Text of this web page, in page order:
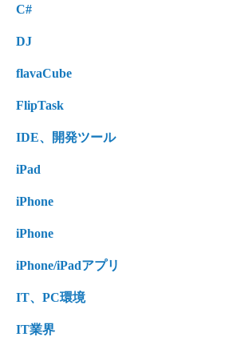
C#
DJ
flavaCube
FlipTask
IDE、開発ツール
iPad
iPhone
iPhone
iPhone/iPadアプリ
IT、PC環境
IT業界